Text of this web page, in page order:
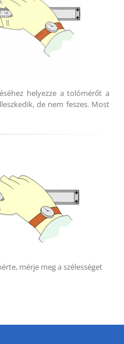
helyezze a tolómérőt a
de nem feszes. Most
mérje meg a szélességet